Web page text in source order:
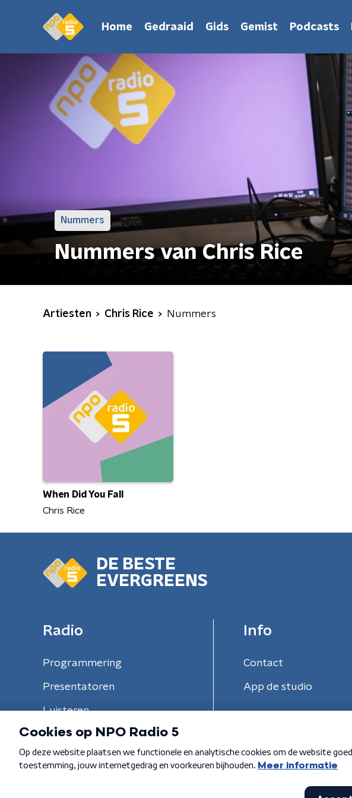
Home Gedraaid Gids Gemist Podcasts
Nummers
Nummers van Chris Rice
Artiesten Chris Rice Nummers
When Did You Fall
Chris Rice
DE BESTE
EVERGREENS
Radio
Programmering
Presentatoren
Luisteren
Info
Contact
App de studio
Algemene voorwaarden Privacybeleid